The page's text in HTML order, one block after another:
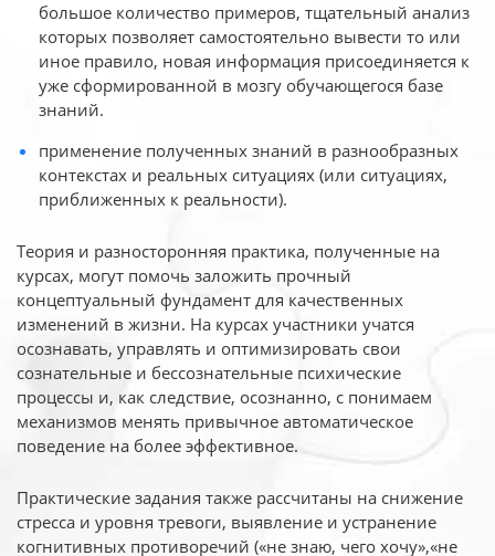
большое количество примеров, тщательный анализ
которых позволяет самостоятельно вывести то или
иное правило, новая информация присоединяется к
уже сформированной в мозгу обучающегося базе
знаний.
применение полученных знаний в разнообразных
контекстах и реальных ситуациях (или ситуациях,
приближенных к реальности).
Теория и разносторонняя практика, полученные на
курсах, могут помочь заложить прочный
концептуальный фундамент для качественных
изменений в жизни. На курсах участники учатся
осознавать, управлять и оптимизировать свои
сознательные и бессознательные психические
процессы и, как следствие, осознанно, с понимаем
механизмов менять привычное автоматическое
поведение на более эффективное.
Практические задания также рассчитаны на снижение
стресса и уровня тревоги, выявление и устранение
когнитивных противоречий («не знаю, чего хочу»,«не